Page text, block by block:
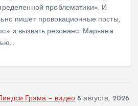
проблематики». И
пишет провокационные посты,
и вызвать резонанс. Марьяна
Грэма — видео 8 августа, 2026